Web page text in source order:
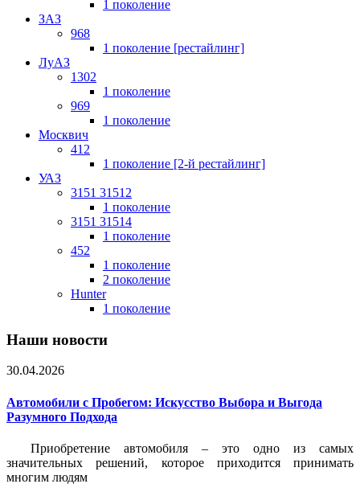
1 поколение
ЗАЗ
968
1 поколение [рестайлинг]
ЛуАЗ
1302
1 поколение
969
1 поколение
Москвич
412
1 поколение [2-й рестайлинг]
УАЗ
3151 31512
1 поколение
3151 31514
1 поколение
452
1 поколение
2 поколение
Hunter
1 поколение
Наши новости
30.04.2026
Автомобили с Пробегом: Искусство Выбора и Выгода
Разумного Подхода
Приобретение автомобиля – это одно из самых
значительных решений, которое приходится принимать
многим людям